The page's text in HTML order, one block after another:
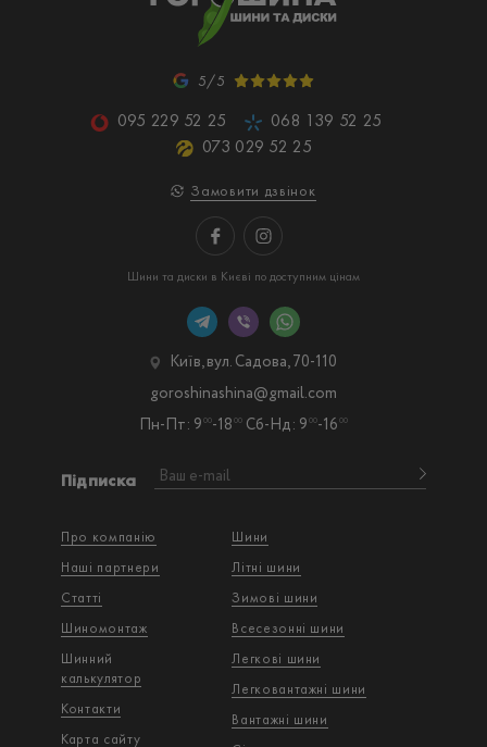
5/5
095 229 52 25
068 139 52 25
073 029 52 25
Замовити дзвінок
Шини та диски в Києві по доступним цінам
Про компанію
Наші партнери
Статті
Шиномонтаж
Шинний
калькулятор
Контакти
Карта сайту
Шини
Літні шини
Зимові шини
Всесезонні шини
Легкові шини
Легковантажнi шини
Вантажнi шини
Підписка
Київ, вул. Садова, 70-110
Пн-Пт: 9 00-18 00 Сб-Нд: 9 00-16 00
goroshinashina@gmail.com